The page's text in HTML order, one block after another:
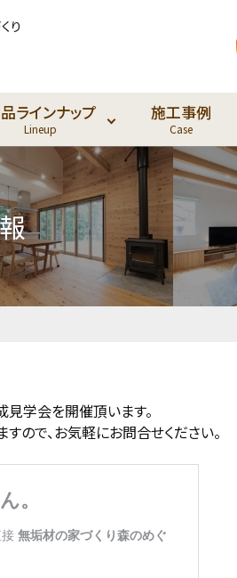
り
ラインナップ
Lineup
施工事例
Case
学会を開催頂います。
ので、お気軽にお問合せください。